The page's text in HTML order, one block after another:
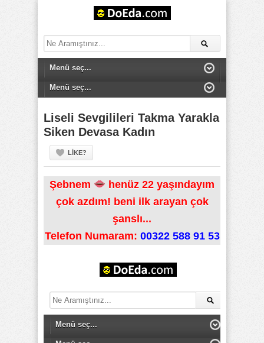
Liseli Sevgilileri Takma Yarakla
Siken Devasa Kadın
LIKE?
Şebnem
henüz 22 yaşındayım
çok azdım! beni ilk arayan çok
şanslı...
Telefon Numaram: 00322 588 91 53